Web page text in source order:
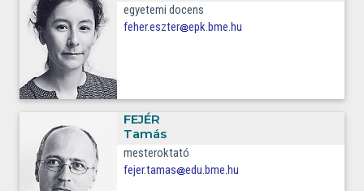
egyetemi docens
feher.eszter
epk.bme.hu
FEJÉR
Tamás
mesteroktató
fejer.tamas
edu.bme.hu